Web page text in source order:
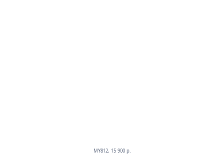
MY812, 15 900 p.